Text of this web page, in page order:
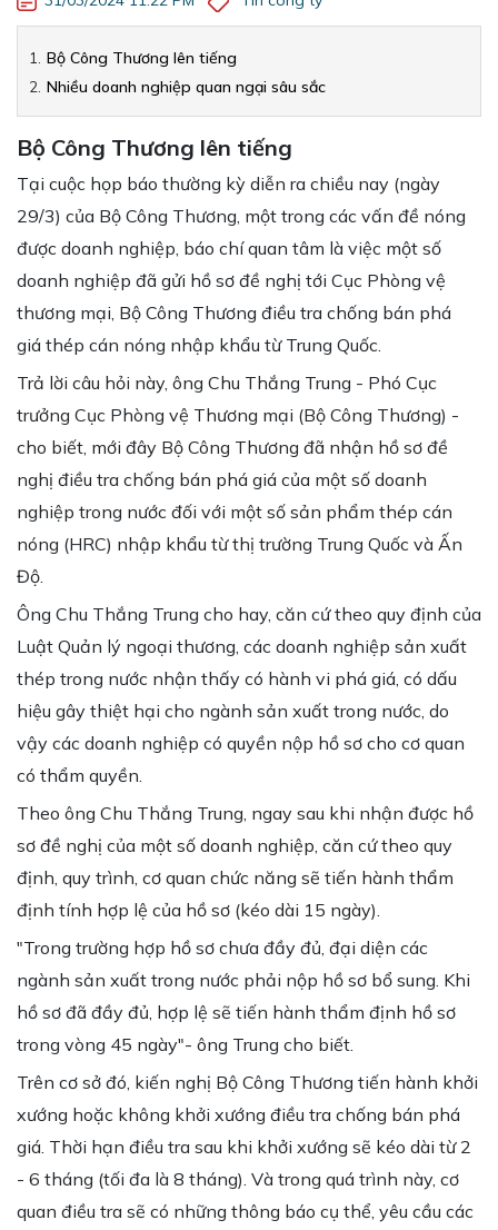
Bộ Công Thương lên tiếng
Nhiều doanh nghiệp quan ngại sâu sắc
Bộ Công Thương lên tiếng
Tại cuộc họp báo thường kỳ diễn ra chiều nay (ngày
29/3) của Bộ Công Thương, một trong các vấn đề nóng
được doanh nghiệp, báo chí quan tâm là việc một số
doanh nghiệp đã gửi hồ sơ đề nghị tới Cục Phòng vệ
thương mại, Bộ Công Thương điều tra chống bán phá
giá thép cán nóng nhập khẩu từ Trung Quốc.
Trả lời câu hỏi này, ông Chu Thắng Trung - Phó Cục
trưởng Cục Phòng vệ Thương mại (Bộ Công Thương) -
cho biết, mới đây Bộ Công Thương đã nhận hồ sơ đề
nghị điều tra chống bán phá giá của một số doanh
nghiệp trong nước đối với một số sản phẩm thép cán
nóng (HRC) nhập khẩu từ thị trường Trung Quốc và Ấn
Độ.
Ông Chu Thắng Trung cho hay, căn cứ theo quy định của
Luật Quản lý ngoại thương, các doanh nghiệp sản xuất
thép trong nước nhận thấy có hành vi phá giá, có dấu
hiệu gây thiệt hại cho ngành sản xuất trong nước, do
vậy các doanh nghiệp có quyền nộp hồ sơ cho cơ quan
có thẩm quyền.
Theo ông Chu Thắng Trung, ngay sau khi nhận được hồ
sơ đề nghị của một số doanh nghiệp, căn cứ theo quy
định, quy trình, cơ quan chức năng sẽ tiến hành thẩm
định tính hợp lệ của hồ sơ (kéo dài 15 ngày).
"Trong trường hợp hồ sơ chưa đầy đủ, đại diện các
ngành sản xuất trong nước phải nộp hồ sơ bổ sung. Khi
hồ sơ đã đầy đủ, hợp lệ sẽ tiến hành thẩm định hồ sơ
trong vòng 45 ngày"- ông Trung cho biết.
Trên cơ sở đó, kiến nghị Bộ Công Thương tiến hành khởi
xướng hoặc không khởi xướng điều tra chống bán phá
giá. Thời hạn điều tra sau khi khởi xướng sẽ kéo dài từ 2
- 6 tháng (tối đa là 8 tháng). Và trong quá trình này, cơ
quan điều tra sẽ có những thông báo cụ thể, yêu cầu các